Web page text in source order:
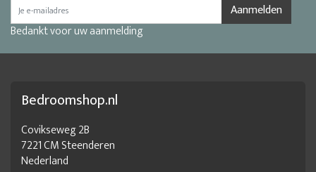
Aanmelden
Bedankt voor uw aanmelding
Bedroomshop.nl
Covikseweg 2B
7221 CM Steenderen
Nederland